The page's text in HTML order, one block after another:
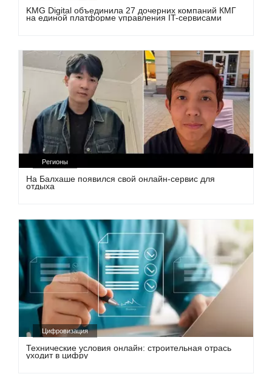
KMG Digital объединила 27 дочерних компаний КМГ
на единой платформе управления IT-сервисами
Регионы
На Балхаше появился свой онлайн-сервис для
отдыха
Цифровизация
Технические условия онлайн: строительная отрась
уходит в цифру